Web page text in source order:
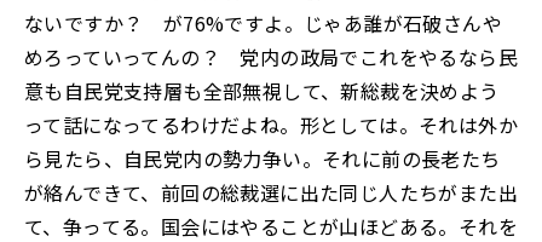
ないですか？ が76%ですよ。じゃあ誰が石破さんや
めろっていってんの？ 党内の政局でこれをやるなら民
意も自民党支持層も全部無視して、新総裁を決めよう
って話になってるわけだよね。形としては。それは外か
ら見たら、自民党内の勢力争い。それに前の長老たち
が絡んできて、前回の総裁選に出た同じ人たちがまた出
て、争ってる。国会にはやることが山ほどある。それを